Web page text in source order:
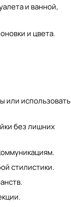
и ванной,
и цвета.
или использовать
без лишних
стилистики.